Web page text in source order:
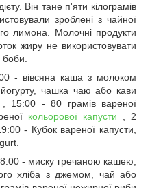
Він тане п'яти кілограмів
зроблені з чайної
лимона. Молочні продукти
жиру не використовувати
- вівсяна каша з молоком
чашка чаю або кави
15:00 - 80 грамів вареної
кольорової капусти , 2
- Кубок вареної капусти,
- миску гречаною кашею,
хліба з джемом, чай або